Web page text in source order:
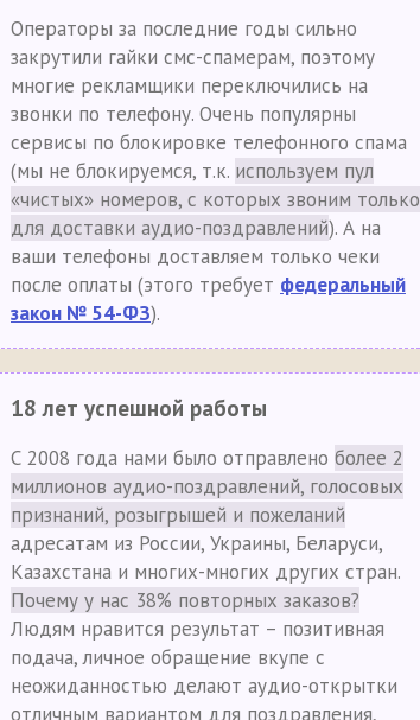
Операторы за последние годы сильно
закрутили гайки смс-спамерам, поэтому
многие рекламщики переключились на
звонки по телефону. Очень популярны
сервисы по блокировке телефонного спама
(мы не блокируемся, т.к. используем пул
«чистых» номеров, с которых звоним только
для доставки аудио-поздравлений). А на
ваши телефоны доставляем только чеки
после оплаты (этого требует федеральный
закон № 54-ФЗ).
18 лет успешной работы
С 2008 года нами было отправлено более 2
миллионов аудио-поздравлений, голосовых
признаний, розыгрышей и пожеланий
адресатам из России, Украины, Беларуси,
Казахстана и многих-многих других стран.
Почему у нас 38% повторных заказов?
Людям нравится результат – позитивная
подача, личное обращение вкупе с
неожиданностью делают аудио-открытки
отличным вариантом для поздравления,